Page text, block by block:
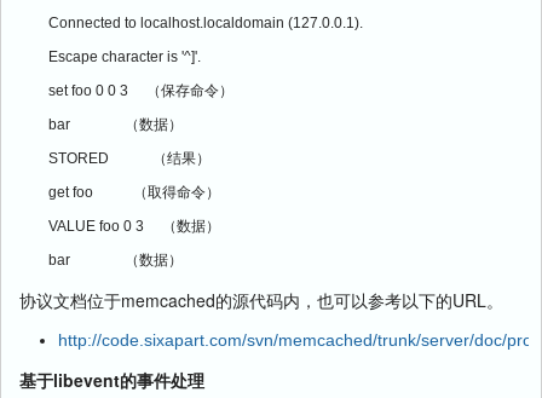
Connected to localhost.localdomain (127.0.0.1).
Escape character is '^]'.
set foo 0 0 3     （保存命令）
bar               （数据）
STORED            （结果）
get foo           （取得命令）
VALUE foo 0 3     （数据）
bar               （数据）
协议文档位于memcached的源代码内，也可以参考以下的URL。
http://code.sixapart.com/svn/memcached/trunk/server/doc/
基于libevent的事件处理